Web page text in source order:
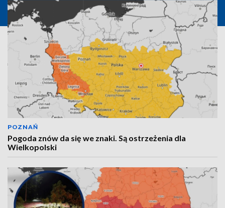
POZNAŃ
Pogoda znów da się we znaki. Są ostrzeżenia dla
Wielkopolski